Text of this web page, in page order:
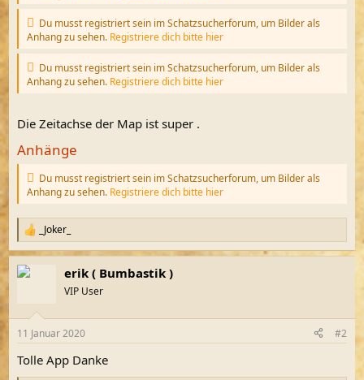
Du musst registriert sein im Schatzsucherforum, um Bilder als
Anhang zu sehen. Registriere dich bitte hier
Du musst registriert sein im Schatzsucherforum, um Bilder als
Anhang zu sehen. Registriere dich bitte hier
Die Zeitachse der Map ist super .
Anhänge
Du musst registriert sein im Schatzsucherforum, um Bilder als
Anhang zu sehen. Registriere dich bitte hier
R
e
a
k
e
:
_Joker_
erik ( Bumbastik )
VIP User
11 Januar 2020 #2
Tolle App Danke